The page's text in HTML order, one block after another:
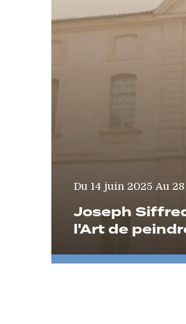
Du 14 juin 2025 Au
Joseph
l'Art de